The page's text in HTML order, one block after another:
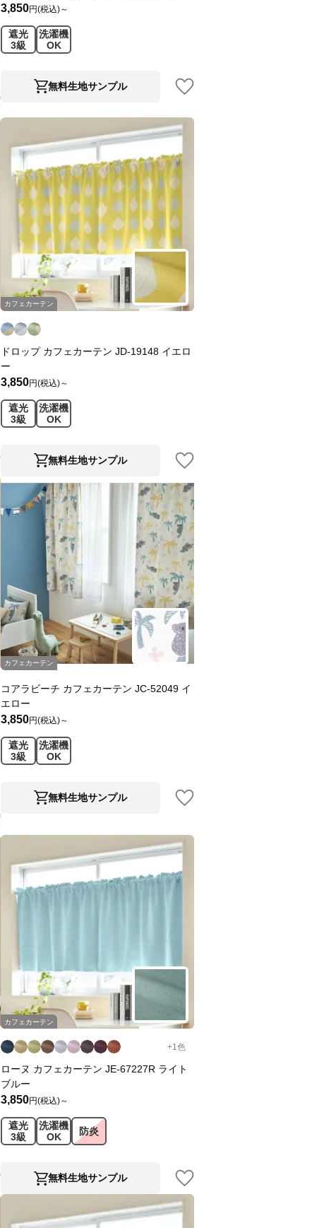
3,850円(税込)～
遮光
3級
洗濯機
OK
無料生地サンプル
カフェカーテン
ドロップ カフェカーテン JD-19148 イエロ
ー
3,850円(税込)～
遮光
3級
洗濯機
OK
無料生地サンプル
カフェカーテン
コアラビーチ カフェカーテン JC-52049 イ
エロー
3,850円(税込)～
遮光
3級
洗濯機
OK
無料生地サンプル
カフェカーテン
+1色
ローヌ カフェカーテン JE-67227R ライト
ブルー
3,850円(税込)～
遮光
3級
洗濯機
OK
防炎
無料生地サンプル